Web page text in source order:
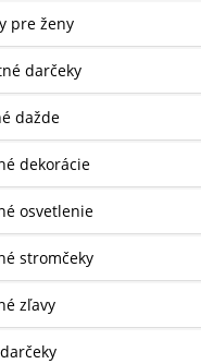
pre ženy
darčeky
dažde
dekorácie
osvetlenie
stromčeky
zľavy